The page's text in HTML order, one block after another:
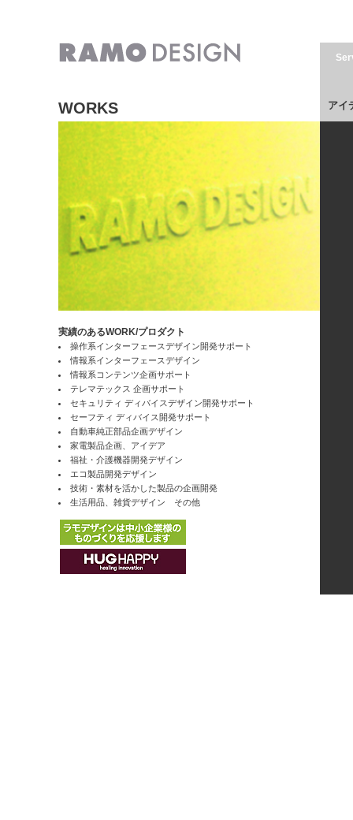
アイ
WORKS
実績のあるWORK/プロダクト
操作系インターフェースデザイン開発サポート
情報系インターフェースデザイン
情報系コンテンツ企画サポート
テレマテックス 企画サポート
セキュリティ ディバイスデザイン開発サポート
セーフティ ディバイス開発サポート
自動車純正部品企画デザイン
家電製品企画、アイデア
福祉・介護機器開発デザイン
エコ製品開発デザイン
技術・素材を活かした製品の企画開発
生活用品、雑貨デザイン その他